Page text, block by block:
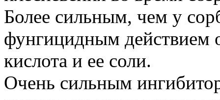
Более сильным, чем у
фунгицидным действием
кислота и ее соли.
Очень сильным